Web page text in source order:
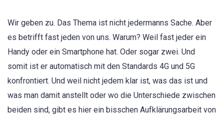
Wir geben zu. Das Thema ist nicht jedermanns Sache. Aber
es betrifft fast jeden von uns. Warum? Weil fast jeder ein
Handy oder ein Smartphone hat. Oder sogar zwei. Und
somit ist er automatisch mit den Standards 4G und 5G
konfrontiert. Und weil nicht jedem klar ist, was das ist und
was man damit anstellt oder wo die Unterschiede zwischen
beiden sind, gibt es hier ein bisschen Aufklärungsarbeit von